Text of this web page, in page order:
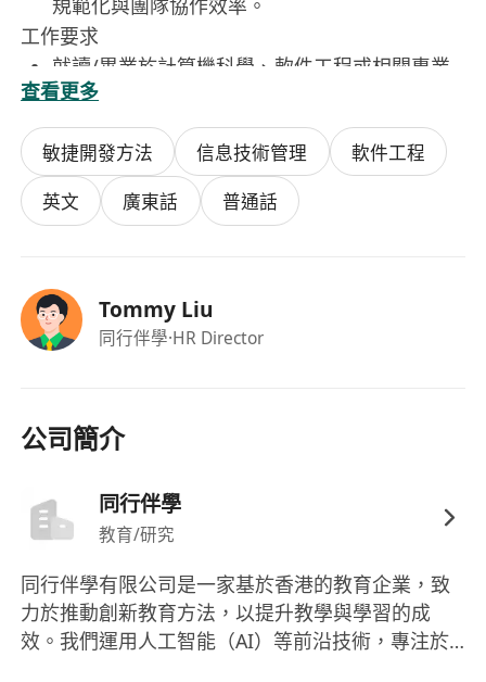
規範化與團隊協作效率。
工作要求
就讀/畢業於計算機科學、軟件工程或相關專業
本科以上學位。
熟悉全棧開發技術，前端掌握JavaScript及主流
框架如React.js或Vue.js；後端熟練使用
Node.js、Python及其Web框架如Django或
Flask。
化。
熟悉雲端服務平臺（如AWS、Google Cloud
經驗。
戶角度出發，設計符合學習行為的產品功能。
具備良好的溝通能力與團隊協作精神，能在跨職
查看更多
敏捷開發方法 信息技術管理
軟件工程
英文
廣東話 普通話
Tommy Liu
同行伴學·HR Director
公司簡介
同行伴學
教育/研究
同行伴學有限公司是一家基於香港的教育企業，致
力於推動創新教育方法，以提升教學與學習的成
效。我們運用人工智能（AI）等前沿技術，專注於